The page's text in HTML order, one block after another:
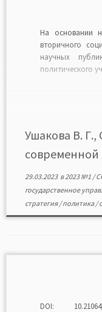
На основании
вторичного
научных
политического
политическую
мужчин и […]
Ушакова В.
современной
29.03.2023в2023 №1 /
государственное
стратегия/политика/
DOI: 10.21064/